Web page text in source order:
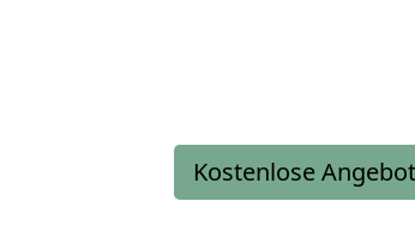
Kostenlose